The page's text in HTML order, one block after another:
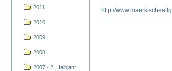
2011
2010
2009
2008
2007 - 2. Halbjahr
http://